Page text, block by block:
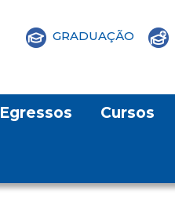
GRADUAÇÃO
Egressos Cursos